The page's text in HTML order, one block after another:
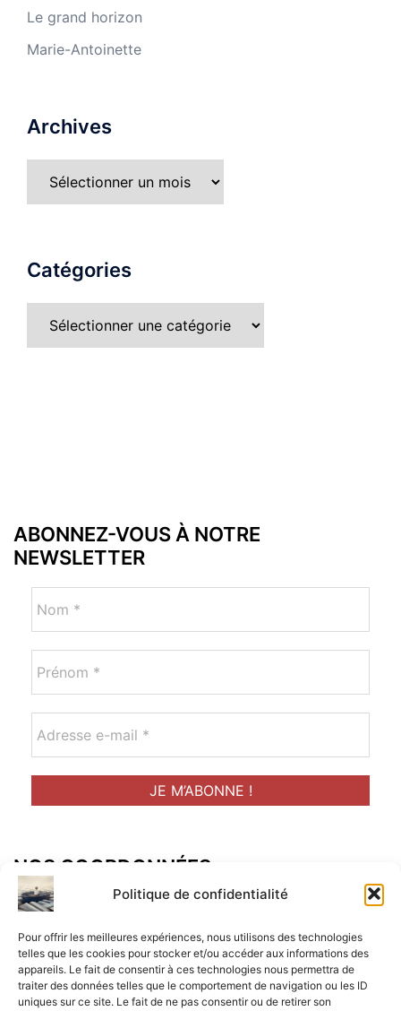
Politique de confidentialité
Pour offrir les meilleures expériences, nous utilisons des technologies
telles que les cookies pour stocker et/ou accéder aux informations des
appareils. Le fait de consentir à ces technologies nous permettra de
traiter des données telles que le comportement de navigation ou les ID
uniques sur ce site. Le fait de ne pas consentir ou de retirer son
Le grand horizon
Marie-Antoinette
Archives
Catégories
ABONNEZ-VOUS À NOTRE
NEWSLETTER
NOS COORDONNÉES
Adresse postal :
ALCF
34 Rue René Brunen
33950 LEGE CAP-FERRET